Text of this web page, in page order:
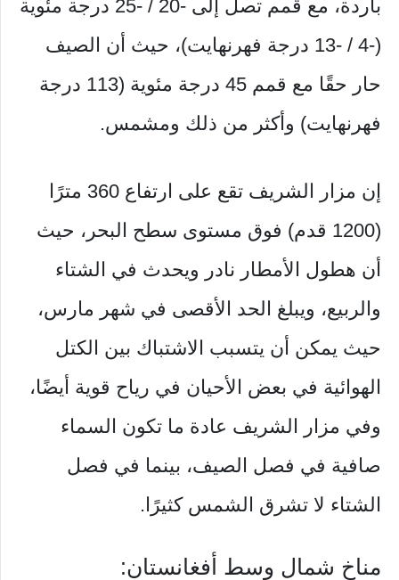
باردة، مع قمم تصل إلى -20 / -25 درجة مئوية
(-4 / -13 درجة فهرنهايت)، حيث أن الصيف
حار حقًا مع قمم 45 درجة مئوية (113 درجة
فهرنهايت) وأكثر من ذلك ومشمس.
إن مزار الشريف تقع على ارتفاع 360 مترًا
(1200 قدم) فوق مستوى سطح البحر، حيث
أن هطول الأمطار نادر ويحدث في الشتاء
والربيع، ويبلغ الحد الأقصى في شهر مارس،
حيث يمكن أن يتسبب الاشتباك بين الكتل
الهوائية في بعض الأحيان في رياح قوية أيضًا،
وفي مزار الشريف عادة ما تكون السماء
صافية في فصل الصيف، بينما في فصل
الشتاء لا تشرق الشمس كثيرًا.
مناخ شمال وسط أفغانستان: